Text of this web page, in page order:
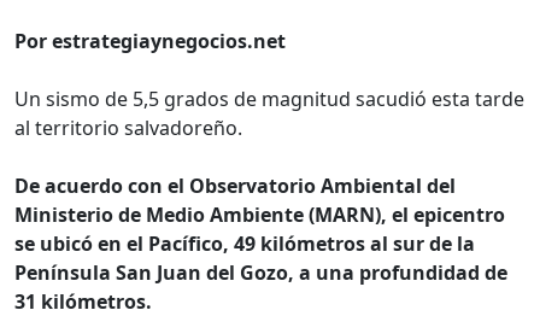
Por estrategiaynegocios.net
Un sismo de 5,5 grados de magnitud sacudió esta tarde
al territorio salvadoreño.
De acuerdo con el Observatorio Ambiental del
Ministerio de Medio Ambiente (MARN), el epicentro
se ubicó en el Pacífico, 49 kilómetros al sur de la
Península San Juan del Gozo, a una profundidad de
31 kilómetros.